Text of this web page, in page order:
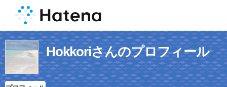
Hokkoriさんのプロフィール